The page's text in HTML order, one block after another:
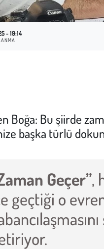
- 19:14
Boğa: Bu şiirde
başka türlü
Geçer”,
geçtiği o